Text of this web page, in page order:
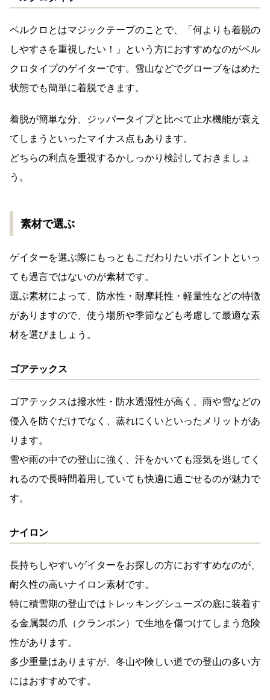
ベルクロとはマジックテープのことで、「何よりも着脱の
しやすさを重視したい！」という方におすすめなのがベル
クロタイプのゲイターです。雪山などでグローブをはめた
状態でも簡単に着脱できます。
着脱が簡単な分、ジッパータイプと比べて止水機能が衰え
てしまうといったマイナス点もあります。
どちらの利点を重視するかしっかり検討しておきましょ
う。
素材で選ぶ
ゲイターを選ぶ際にもっともこだわりたいポイントといっ
ても過言ではないのが素材です。
選ぶ素材によって、防水性・耐摩耗性・軽量性などの特徴
がありますので、使う場所や季節なども考慮して最適な素
材を選びましょう。
ゴアテックス
ゴアテックスは撥水性・防水透湿性が高く、雨や雪などの
侵入を防ぐだけでなく、蒸れにくいといったメリットがあ
ります。
雪や雨の中での登山に強く、汗をかいても湿気を逃してく
れるので長時間着用していても快適に過ごせるのが魅力で
す。
ナイロン
長持ちしやすいゲイターをお探しの方におすすめなのが、
耐久性の高いナイロン素材です。
特に積雪期の登山では トレッキングシューズの底に装着す
る金属製の爪（ クランポン）で生地を傷つけてしまう危険
性があります。
多少重量はありますが、冬山や険しい道での登山の多い方
にはおすすめです。